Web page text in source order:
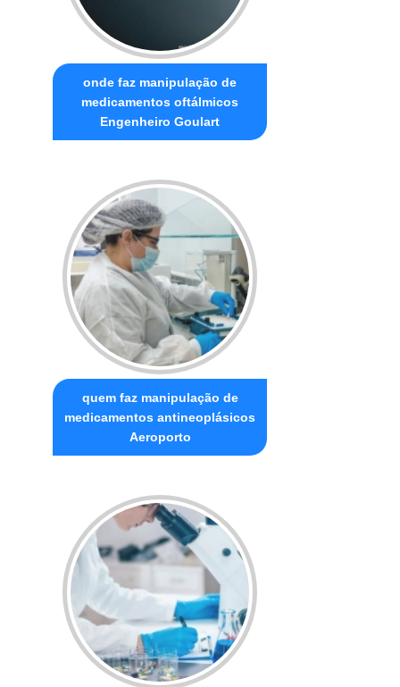
onde faz manipulação de
medicamentos oftálmicos
Engenheiro Goulart
quem faz manipulação de
medicamentos antineoplásicos
Aeroporto